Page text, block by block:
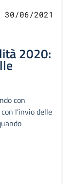
30/06/2021
2020:
con
l’invio delle